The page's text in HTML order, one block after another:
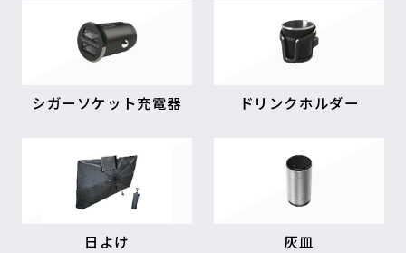
シガーソケット充電器 ドリンクホルダー
日よけ 灰皿